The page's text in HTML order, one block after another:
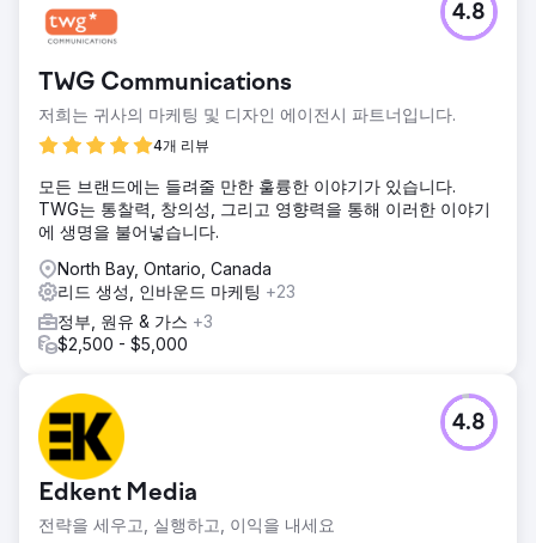
TWG Communications
저희는 귀사의 마케팅 및 디자인 에이전시 파트너입니다.
4개 리뷰
4.8
모든 브랜드에는 들려줄 만한 훌륭한 이야기가 있습니다.
TWG는 통찰력, 창의성, 그리고 영향력을 통해 이러한 이야기
에 생명을 불어넣습니다.
North Bay, Ontario, Canada
리드 생성, 인바운드 마케팅 +23
정부, 원유 & 가스 +3
$2,500 - $5,000
Edkent Media
전략을 세우고, 실행하고, 이익을 내세요
4.8